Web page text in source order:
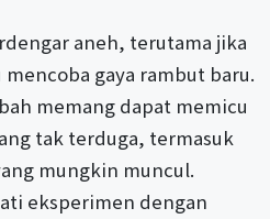
aneh, terutama jika
gaya rambut baru.
memang dapat memicu
tak terduga, termasuk
mungkin muncul.
eksperimen dengan